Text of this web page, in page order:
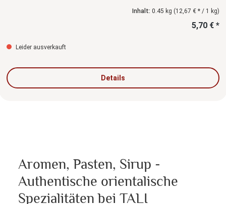
Inhalt: 0.45 kg (12,67 € * / 1 kg)
5,70 € *
Leider ausverkauft
Details
Aromen, Pasten, Sirup -
Authentische orientalische
Spezialitäten bei TALI